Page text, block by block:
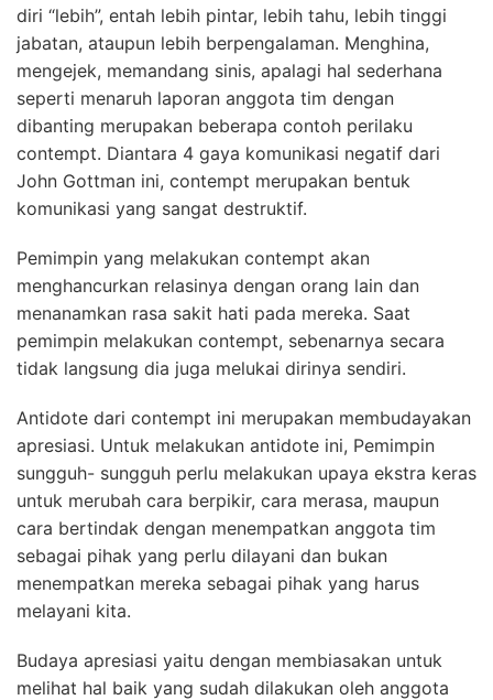
diri “lebih”, entah lebih pintar, lebih tahu, lebih tinggi
jabatan, ataupun lebih berpengalaman. Menghina,
mengejek, memandang sinis, apalagi hal sederhana
seperti menaruh laporan anggota tim dengan
dibanting merupakan beberapa contoh perilaku
contempt. Diantara 4 gaya komunikasi negatif dari
John Gottman ini, contempt merupakan bentuk
komunikasi yang sangat destruktif.
Pemimpin yang melakukan contempt akan
menghancurkan relasinya dengan orang lain dan
menanamkan rasa sakit hati pada mereka. Saat
pemimpin melakukan contempt, sebenarnya secara
tidak langsung dia juga melukai dirinya sendiri.
Antidote dari contempt ini merupakan membudayakan
apresiasi. Untuk melakukan antidote ini, Pemimpin
sungguh- sungguh perlu melakukan upaya ekstra keras
untuk merubah cara berpikir, cara merasa, maupun
cara bertindak dengan menempatkan anggota tim
sebagai pihak yang perlu dilayani dan bukan
menempatkan mereka sebagai pihak yang harus
melayani kita.
Budaya apresiasi yaitu dengan membiasakan untuk
melihat hal baik yang sudah dilakukan oleh anggota